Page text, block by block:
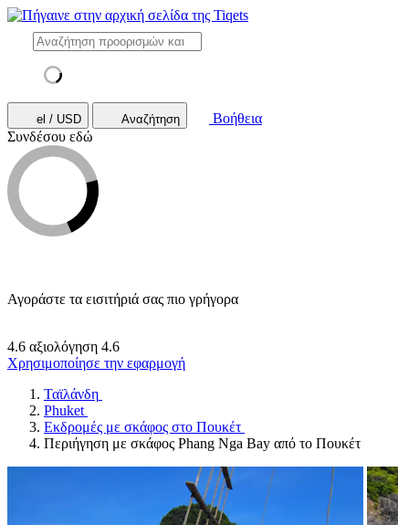
el / USD Αναζήτηση
Βοήθεια
Συνδέσου εδώ
Αγοράστε τα εισιτήριά σας πιο γρήγορα
4.6 αξιολόγηση 4.6
Χρησιμοποίησε την εφαρμογή
Ταϊλάνδη
Phuket
Εκδρομές με σκάφος στο Πουκέτ
Περιήγηση με σκάφος Phang Nga Bay από το Πουκέτ